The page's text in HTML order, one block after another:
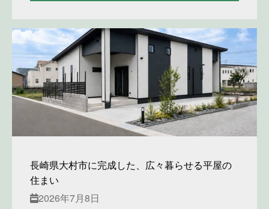
長崎県大村市に完成した、広々暮らせる平屋の
住まい
2026年7月8日